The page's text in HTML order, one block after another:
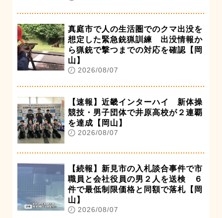
真庭市で人の生活圏でのクマ出没を
想定した緊急銃猟訓練 出没情報か
ら猟銃で撃つまでの対応を確認【岡
山】
2026/08/07
【速報】近畿インターハイ 新体操
競技・男子団体で井原高校が２連覇
を達成【岡山】
2026/08/07
【続報】新見市の入札談合事件で市
職員と会社役員の男２人を送検 ６
件で最低制限価格と同額で落札【岡
山】
2026/08/07